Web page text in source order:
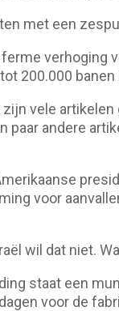
met een
verhoging
200.000
vele
paar andere
voor
wil dat niet.
staat een
voor de